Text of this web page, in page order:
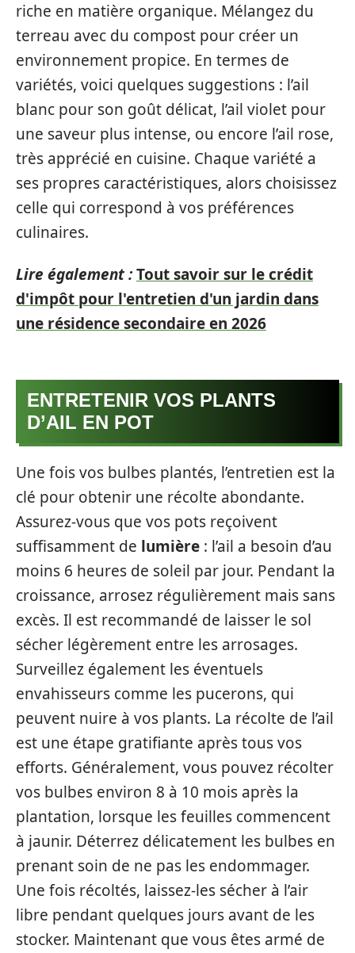
riche en matière organique. Mélangez du
terreau avec du compost pour créer un
environnement propice. En termes de
variétés, voici quelques suggestions : l’ail
blanc pour son goût délicat, l’ail violet pour
une saveur plus intense, ou encore l’ail rose,
très apprécié en cuisine. Chaque variété a
ses propres caractéristiques, alors choisissez
celle qui correspond à vos préférences
culinaires.
Lire également :Tout savoir sur le crédit
d'impôt pour l'entretien d'un jardin dans
une résidence secondaire en 2026
ENTRETENIR VOS PLANTS
D’AIL EN POT
Une fois vos bulbes plantés, l’entretien est la
clé pour obtenir une récolte abondante.
Assurez-vous que vos pots reçoivent
suffisamment de lumière : l’ail a besoin d’au
moins 6 heures de soleil par jour. Pendant la
croissance, arrosez régulièrement mais sans
excès. Il est recommandé de laisser le sol
sécher légèrement entre les arrosages.
Surveillez également les éventuels
envahisseurs comme les pucerons, qui
peuvent nuire à vos plants. La récolte de l’ail
est une étape gratifiante après tous vos
efforts. Généralement, vous pouvez récolter
vos bulbes environ 8 à 10 mois après la
plantation, lorsque les feuilles commencent
à jaunir. Déterrez délicatement les bulbes en
prenant soin de ne pas les endommager.
Une fois récoltés, laissez-les sécher à l’air
libre pendant quelques jours avant de les
stocker. Maintenant que vous êtes armé de